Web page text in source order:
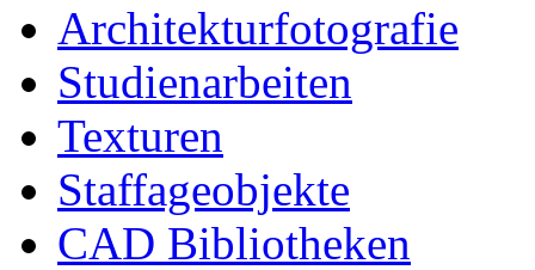
Architekturfotografie
Studienarbeiten
Texturen
Staffageobjekte
CAD Bibliotheken